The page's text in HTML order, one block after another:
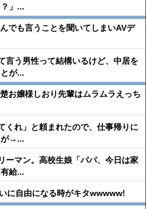
」...
でも言うことを聞いてしまいAVデ
言う男性って結構いるけど、中居を
が...
お嬢様しおり先輩はムラムラえっち
くれ」と頼まれたので、仕事帰りに
が→...
ーマン。高校生娘「パパ、今日は家
給...
に自由になる時がキタwwwww!